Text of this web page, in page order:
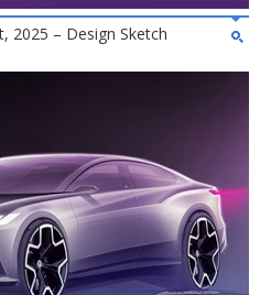
2025 – Design Sketch